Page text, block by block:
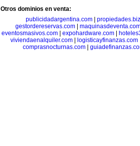
Otros dominios en venta:
publicidadargentina.com| propiedades.biz
gestordereservas.com|
eventosmasivos.com
expohardware.com
viviendaenalquiler.com
logisticayfinanzas.com
comprasnocturnas.com